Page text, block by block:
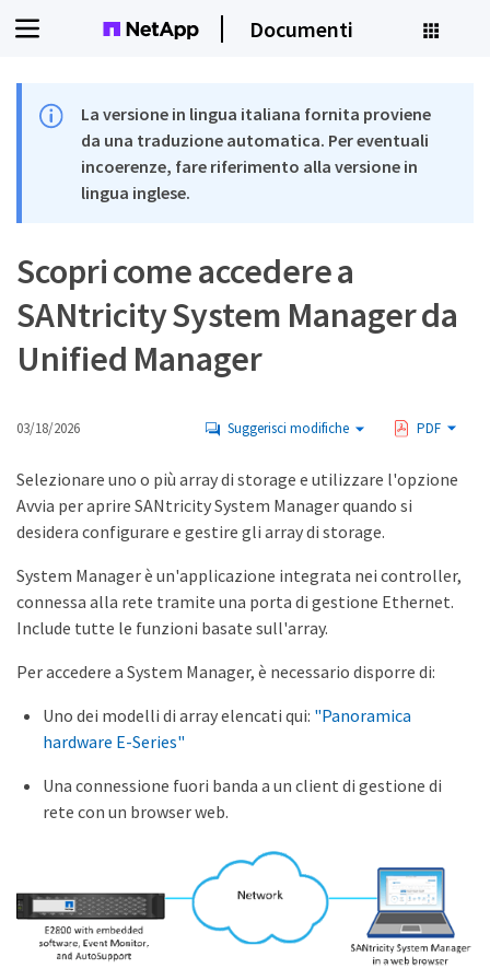
Documenti
La versione in lingua italiana fornita proviene
da una traduzione automatica. Per eventuali
incoerenze, fare riferimento alla versione in
lingua inglese.
Scopri come accedere a
SANtricity System Manager da
Unified Manager
03/18/2026 Suggerisci modifiche PDF
Selezionare uno o più array di storage e utilizzare l'opzione
Avvia per aprire SANtricity System Manager quando si
desidera configurare e gestire gli array di storage.
System Manager è un'applicazione integrata nei controller,
connessa alla rete tramite una porta di gestione Ethernet.
Include tutte le funzioni basate sull'array.
Per accedere a System Manager, è necessario disporre di:
Uno dei modelli di array elencati qui: "Panoramica
hardware E-Series"
Una connessione fuori banda a un client di gestione di
rete con un browser web.